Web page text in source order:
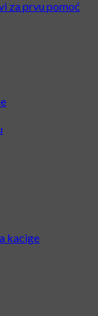
ploča
za prvu pomoć
kacige